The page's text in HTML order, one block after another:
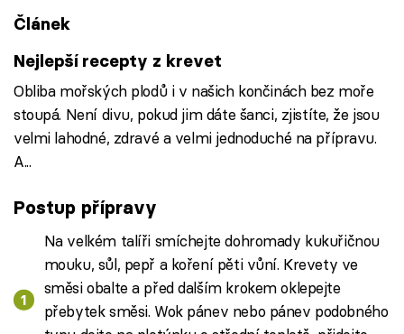
Článek
Nejlepší recepty z krevet
Obliba mořských plodů i v našich končinách bez moře
stoupá. Není divu, pokud jim dáte šanci, zjistíte, že jsou
velmi lahodné, zdravé a velmi jednoduché na přípravu.
A...
Postup přípravy
Na velkém talíři smíchejte dohromady kukuřičnou
mouku, sůl, pepř a koření pěti vůní. Krevety ve
směsi obalte a před dalším krokem oklepejte
přebytek směsi. Wok pánev nebo pánev podobného